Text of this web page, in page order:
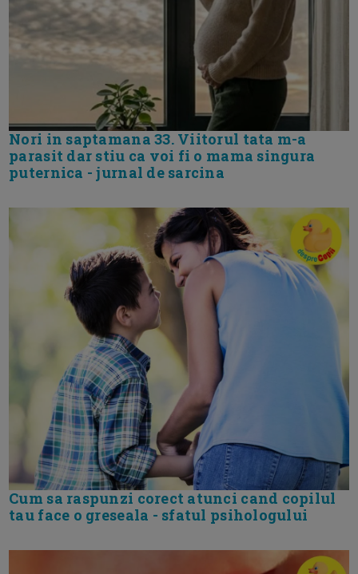
Nori in saptamana 33. Viitorul tata m-a
parasit dar stiu ca voi fi o mama singura
puternica - jurnal de sarcina
Cum sa raspunzi corect atunci cand copilul
tau face o greseala - sfatul psihologului